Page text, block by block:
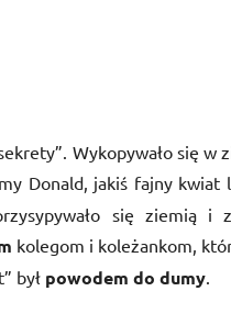
Wykopywało się w
Donald, jakiś fajny kwiat
się ziemią i
kolegom i koleżankom,
był powodem do dumy.